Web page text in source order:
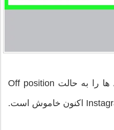
علامت Allow Notifications ها را به حالت Off position